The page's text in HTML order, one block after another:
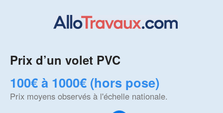
Prix d’un volet PVC
100€ à 1000€ (hors pose)
Prix moyens observés à l'échelle nationale.